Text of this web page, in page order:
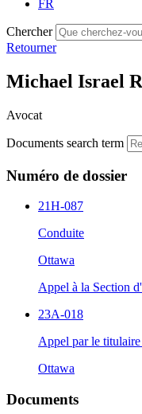
FR
Chercher
Retourner
Michael Israel
Avocat
Documents search term
Numéro de dossier
21H-087
Conduite
Ottawa
Appel à la Section
23A-018
Appel par le
Ottawa
Documents